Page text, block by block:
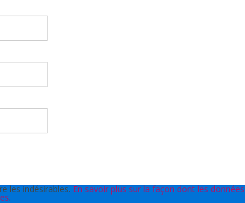
les indésirables.En savoir plus sur la façon dont les données
.